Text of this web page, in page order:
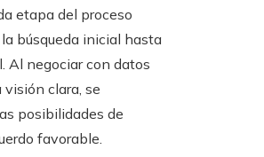
etapa del proceso
búsqueda inicial hasta
Al negociar con datos
visión clara, se
posibilidades de
favorable.